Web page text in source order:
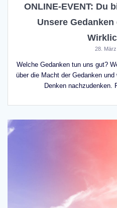
ONLINE-EVENT: Du
Unsere
28. März
Welche Gedanken tun uns gut?
über die Macht der Gedanken
Denken nachzudenken.